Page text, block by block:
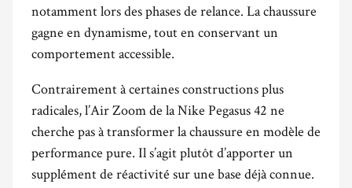
notamment lors des phases de relance. La chaussure
gagne en dynamisme, tout en conservant un
comportement accessible.
Contrairement à certaines constructions plus
radicales, l’Air Zoom de la Nike Pegasus 42 ne
cherche pas à transformer la chaussure en modèle de
performance pure. Il s’agit plutôt d’apporter un
supplément de réactivité sur une base déjà connue.